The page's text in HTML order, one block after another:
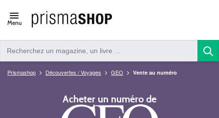
Open/close
navigation
Menu
Prismashop Découvertes / Voyages GEO Vente au numéro
Acheter un numéro de